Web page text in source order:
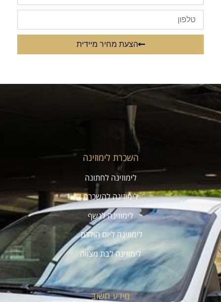
הצעת מחיר מיידית
השכרת לימוזינה
לימוזינה לחתונה
לימוזינה להשכרה
לימוזינה לנשף
לימוזינה ליום הולדת
לימוזינה לבת מצווה
מידע חשוב